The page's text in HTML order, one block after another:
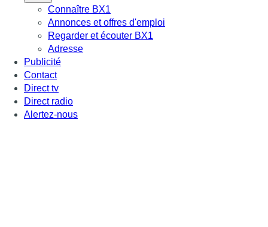
Connaître BX1
Annonces et offres d'emploi
Regarder et écouter BX1
Adresse
Publicité
Contact
Direct tv
Direct radio
Alertez-nous